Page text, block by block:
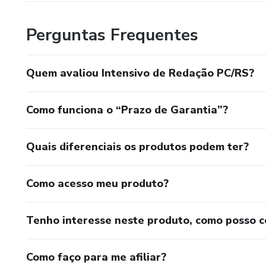
Perguntas Frequentes
Quem avaliou Intensivo de Redação PC/RS?
Como funciona o “Prazo de Garantia”?
Quais diferenciais os produtos podem ter?
Como acesso meu produto?
Tenho interesse neste produto, como posso
Como faço para me afiliar?